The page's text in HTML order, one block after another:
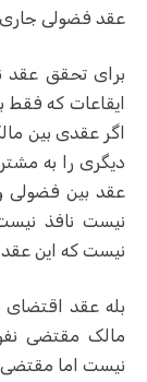
عقد فضولی
برای تحقق عقد
ایقاعات که
اگر عقدی بین
دیگری را به
عقد بین
نیست نافذ
نیست که این
بله عقد
مالک مقتضی
نیست اما مقتضی